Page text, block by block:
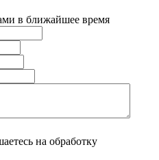
в ближайшее время
на обработку